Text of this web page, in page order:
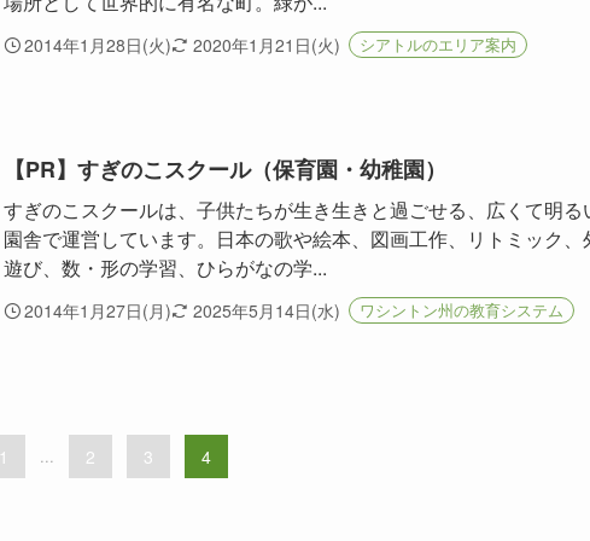
2014年1月28日(火) 2020年1月21日(火) シアトルのエリア案内
【PR】すぎのこスクール（保育園・幼稚園）
すぎのこスクールは、子供たちが生き生きと過ごせる、広くて明る
園舎で運営しています。日本の歌や絵本、図画工作、リトミック、
遊び、数・形の学習、ひらがなの学...
2014年1月27日(月) 2025年5月14日(水) ワシントン州の教育システム
1 ... 2 3 4